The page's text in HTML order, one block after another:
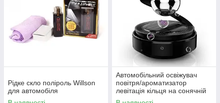
Рідке скло поліроль Willson
для автомобіля
Автомобільний освіжувач
повітря/ароматизатор
левітація кільця на сонячній
панелі